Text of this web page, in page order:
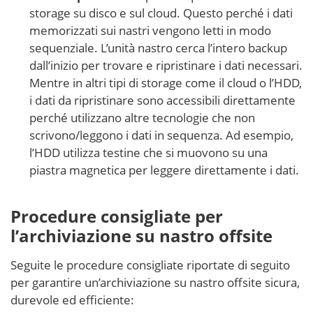
storage su disco e sul cloud. Questo perché i dati
memorizzati sui nastri vengono letti in modo
sequenziale. L’unità nastro cerca l’intero backup
dall’inizio per trovare e ripristinare i dati necessari.
Mentre in altri tipi di storage come il cloud o l’HDD,
i dati da ripristinare sono accessibili direttamente
perché utilizzano altre tecnologie che non
scrivono/leggono i dati in sequenza. Ad esempio,
l’HDD utilizza testine che si muovono su una
piastra magnetica per leggere direttamente i dati.
Procedure consigliate per
l’archiviazione su nastro offsite
Seguite le procedure consigliate riportate di seguito
per garantire un’archiviazione su nastro offsite sicura,
durevole ed efficiente: